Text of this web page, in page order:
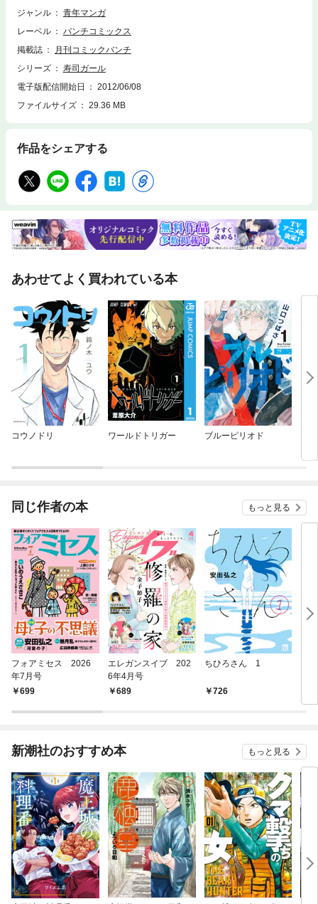
ジャンル
青年マンガ
レーベル
バンチコミックス
掲載誌
月刊コミックバンチ
シリーズ
寿司ガール
電子版配信開始日
2012/06/08
ファイルサイズ
29.36 MB
作品をシェアする
あわせてよく買われている本
コウノドリ ワールドトリガー ブルーピリオド
同じ作者の本 もっと見る
フォアミセス 2026
年7月号
699
エレガンスイブ 202
6年4月号
689
ちひろさん 1
726
（
新潮社のおすすめ本 もっと見る